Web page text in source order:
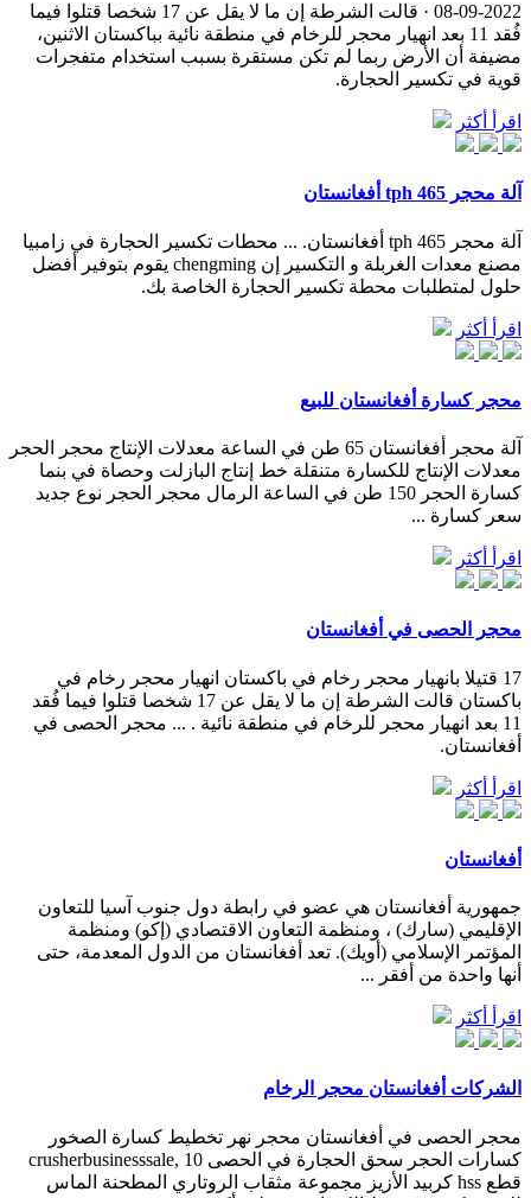
08-09-2022 · قالت الشرطة إن ما لا يقل عن 17 شخصا قتلوا فيما
فُقد 11 بعد انهيار محجر للرخام في منطقة نائية بباكستان الاثنين،
مضيفة أن الأرض ربما لم تكن مستقرة بسبب استخدام متفجرات
قوية في تكسير الحجارة.
اقرأ أكثر
آلة محجر 465 tph أفغانستان
آلة محجر 465 tph أفغانستان. ... محطات تكسير الحجارة في زامبيا
مصنع معدات الغربلة و التكسير إن chengming يقوم بتوفير أفضل
حلول لمتطلبات محطة تكسير الحجارة الخاصة بك.
اقرأ أكثر
محجر كسارة أفغانستان للبيع
آلة محجر أفغانستان 65 طن في الساعة معدلات الإنتاج محجر الحجر
معدلات الإنتاج للكسارة متنقلة خط إنتاج البازلت وحصاة في بنما
كسارة الحجر 150 طن في الساعة الرمال محجر الحجر نوع جديد
سعر كسارة ...
اقرأ أكثر
محجر الحصى في أفغانستان
17 قتيلا بانهيار محجر رخام في باكستان انهيار محجر رخام في
باكستان قالت الشرطة إن ما لا يقل عن 17 شخصا قتلوا فيما فُقد
11 بعد انهيار محجر للرخام في منطقة نائية . ... محجر الحصى في
أفغانستان.
اقرأ أكثر
أفغانستان
جمهورية أفغانستان هي عضو في رابطة دول جنوب آسيا للتعاون
الإقليمي (سارك) ، ومنظمة التعاون الاقتصادي (إكو) ومنظمة
المؤتمر الإسلامي (أويك). تعد أفغانستان من الدول المعدمة، حتى
أنها واحدة من أفقر ...
اقرأ أكثر
الشركات أفغانستان محجر الرخام
محجر الحصى في أفغانستان محجر نهر تخطيط كسارة الصخور
كسارات الحجر سحق الحجارة في الحصى crusherbusinesssale, 10
قطع hss كربيد الأزيز مجموعة مثقاب الروتاري المطحنة الماس